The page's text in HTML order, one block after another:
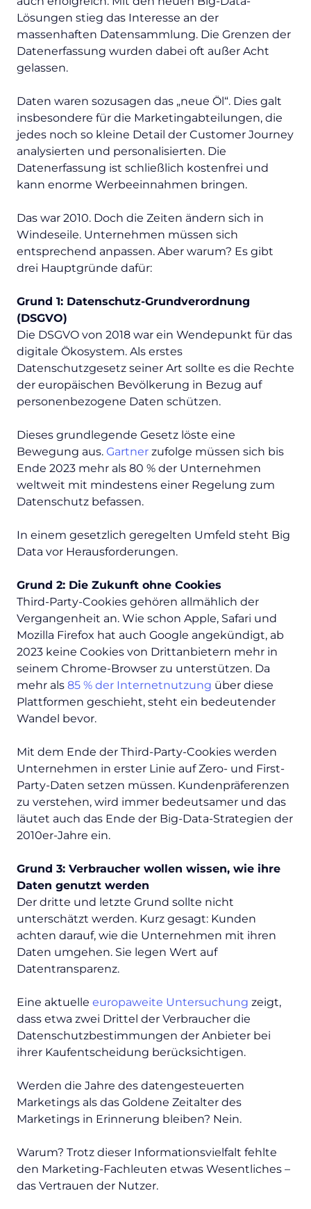
Lösungen stieg das Interesse an der
massenhaften Datensammlung. Die Grenzen der
Datenerfassung wurden dabei oft außer Acht
gelassen.
Daten waren sozusagen das „neue Öl“. Dies galt
insbesondere für die Marketingabteilungen, die
jedes noch so kleine Detail der Customer Journey
analysierten und personalisierten. Die
Datenerfassung ist schließlich kostenfrei und
kann enorme Werbeeinnahmen bringen.
Das war 2010. Doch die Zeiten ändern sich in
Windeseile. Unternehmen müssen sich
entsprechend anpassen. Aber warum? Es gibt
drei Hauptgründe dafür:
Grund 1: Datenschutz-Grundverordnung
(DSGVO)
Die DSGVO von 2018 war ein Wendepunkt für das
digitale Ökosystem. Als erstes
Datenschutzgesetz seiner Art sollte es die Rechte
der europäischen Bevölkerung in Bezug auf
personenbezogene Daten schützen.
Dieses grundlegende Gesetz löste eine
Bewegung aus. Gartner zufolge müssen sich bis
Ende 2023 mehr als 80 % der Unternehmen
weltweit mit mindestens einer Regelung zum
Datenschutz befassen.
In einem gesetzlich geregelten Umfeld steht Big
Data vor Herausforderungen.
Grund 2: Die Zukunft ohne Cookies
Third-Party-Cookies gehören allmählich der
Vergangenheit an. Wie schon Apple, Safari und
Mozilla Firefox hat auch Google angekündigt, ab
2023 keine Cookies von Drittanbietern mehr in
seinem Chrome-Browser zu unterstützen. Da
mehr als 85 % der Internetnutzung über diese
Plattformen geschieht, steht ein bedeutender
Wandel bevor.
Mit dem Ende der Third-Party-Cookies werden
Unternehmen in erster Linie auf Zero- und First-
Party-Daten setzen müssen. Kundenpräferenzen
zu verstehen, wird immer bedeutsamer und das
läutet auch das Ende der Big-Data-Strategien der
2010er-Jahre ein.
Grund 3: Verbraucher wollen wissen, wie ihre
Daten genutzt werden
Der dritte und letzte Grund sollte nicht
unterschätzt werden. Kurz gesagt: Kunden
achten darauf, wie die Unternehmen mit ihren
Daten umgehen. Sie legen Wert auf
Datentransparenz.
Eine aktuelle europaweite Untersuchung zeigt,
dass etwa zwei Drittel der Verbraucher die
Datenschutzbestimmungen der Anbieter bei
ihrer Kaufentscheidung berücksichtigen.
Werden die Jahre des datengesteuerten
Marketings als das Goldene Zeitalter des
Marketings in Erinnerung bleiben? Nein.
Warum? Trotz dieser Informationsvielfalt fehlte
den Marketing-Fachleuten etwas Wesentliches –
das Vertrauen der Nutzer.